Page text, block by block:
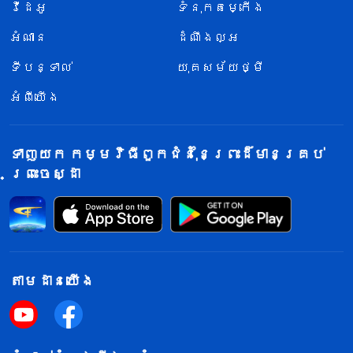
វីដេអូ
ទំនុកតម្កើង
អំណាន
ដំណឹងល្អ
ទីបន្ទាល់
យុគសម័យថ្មី
អំពីយើង
ទាញយក កម្មវិធីពួកជំនុំនៃព្រះដ៏មានគ្រប់
ព្រះចេស្ដា
តាម​ដាន​យើង​